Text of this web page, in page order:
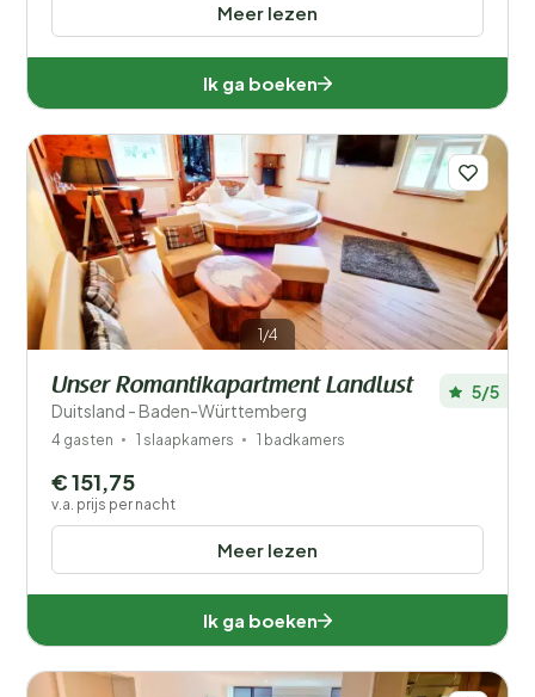
Meer lezen
Ik ga boeken
1/4
Unser Romantikapartment Landlust
Duitsland - Baden-Württemberg
5/5
4 gasten 1 slaapkamers 1 badkamers
Meer lezen
€ 151,75
v.a. prijs per nacht
Ik ga boeken